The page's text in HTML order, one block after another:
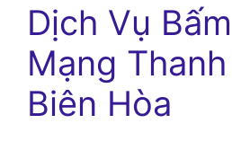
Dịch Vụ
Mạng
Biên Hòa